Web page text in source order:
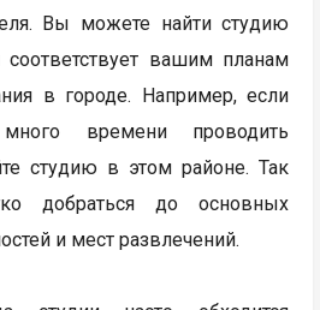
Вы можете найти студию
вашим планам
в городе. Например, если
времени проводить
студию в этом районе. Так
добраться до основных
и мест развлечений.